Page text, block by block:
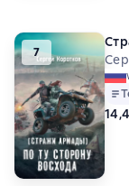
7